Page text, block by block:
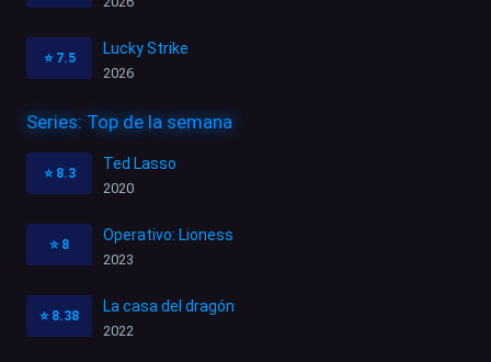
⭐ 7.5
Lucky Strike
2026
Series: Top de la semana
⭐ 8.3
Ted Lasso
2020
⭐ 8
Operativo: Lioness
2023
⭐ 8.38
La casa del dragón
2022